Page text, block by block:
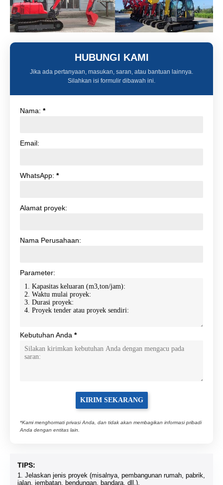
HUBUNGI KAMI
Jika ada pertanyaan, masukan, saran, atau bantuan lainnya.
Silahkan isi formulir dibawah ini.
Nama: *
Email:
WhatsApp: *
Alamat proyek:
Nama Perusahaan:
Parameter:
Kebutuhan Anda *
*Kami menghormati privasi Anda, dan tidak akan membagikan informasi pribadi
Anda dengan entitas lain.
TIPS:
1. Jelaskan jenis proyek (misalnya, pembangunan rumah, pabrik,
jalan, jembatan, bendungan, bandara, dll.).